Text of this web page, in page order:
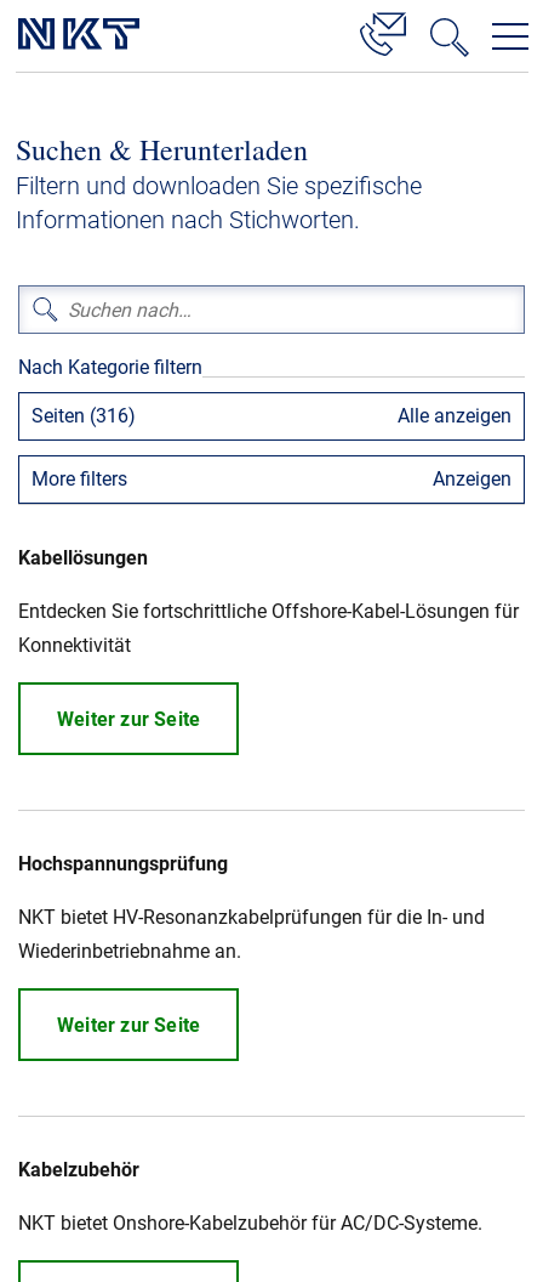
Hochspannung
Kabelservice
Niederspannung
Kabelgarnituren
Referenzen
Downloads
Presse & Events
Über uns
Geschäftsführung
Produktion
Karriere
Nachhaltigkeit
Suchen & Herunterladen
Filtern und downloaden Sie spezifische
Informationen nach Stichworten.
Nach Kategorie filtern
Seiten (316) Alle anzeigen
More filters Anzeigen
Kabellösungen
Entdecken Sie fortschrittliche Offshore-Kabel-Lösungen für
Konnektivität
Weiter zur Seite
Hochspannungsprüfung
NKT bietet HV-Resonanzkabelprüfungen für die In- und
Wiederinbetriebnahme an.
Weiter zur Seite
Kabelzubehör
NKT bietet Onshore-Kabelzubehör für AC/DC-Systeme.